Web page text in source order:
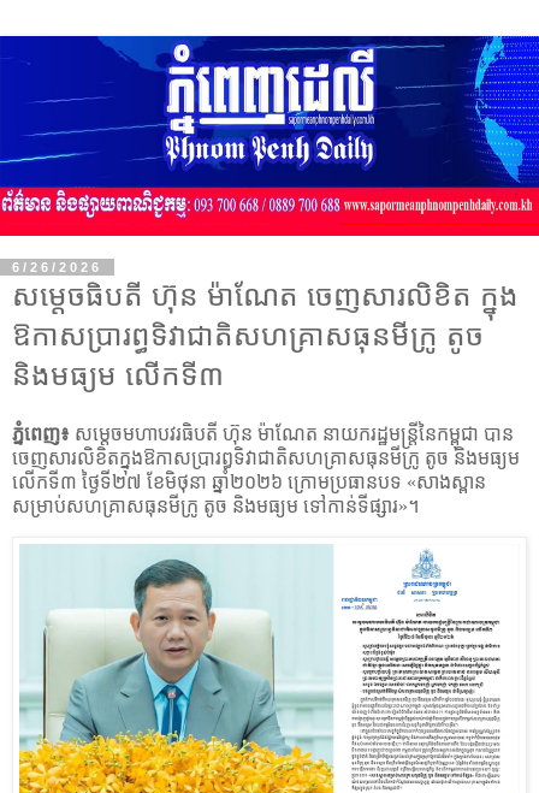
6/26/2026
សម្តេចធិបតី ហ៊ុន ម៉ាណែត ចេញសារលិខិត ក្នុង
ឱកាសប្រារព្ធទិវាជាតិសហគ្រាសធុនមីក្រូ តូច
និងមធ្យម លើកទី៣
ភ្នំពេញ៖ សម្តេចមហាបវរធិបតី ហ៊ុន ម៉ាណែត នាយករដ្ឋមន្ត្រីនៃកម្ពុជា បាន
ចេញសារលិខិតក្នុងឱកាសប្រារព្ធទិវាជាតិសហគ្រាសធុនមីក្រូ តូច និងមធ្យម
លើកទី៣ ថ្ងៃទី២៧ ខែមិថុនា ឆ្នាំ២០២៦ ក្រោមប្រធានបទ «សាងស្ពាន
សម្រាប់សហគ្រាសធុនមីក្រូ តូច និងមធ្យម ទៅកាន់ទីផ្សារ»។